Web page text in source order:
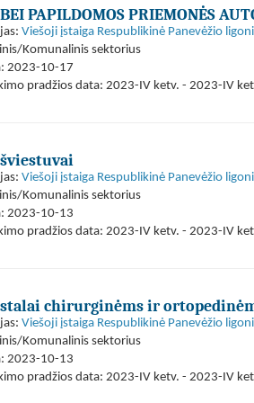
PAPILDOMOS PRIEMONĖS
Viešoji įstaiga Respublikinė Panevėžio
Komunalinis sektorius
2023-10-17
pradžios data: 2023-IV ketv. - 2023-IV
Viešoji įstaiga Respublikinė Panevėžio
Komunalinis sektorius
2023-10-13
pradžios data: 2023-IV ketv. - 2023-IV
chirurginėms ir
Viešoji įstaiga Respublikinė Panevėžio
Komunalinis sektorius
2023-10-13
pradžios data: 2023-IV ketv. - 2023-IV